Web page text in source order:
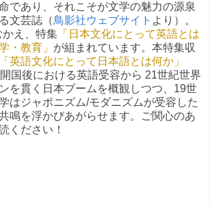
であり、それこそが文学の魅力の源泉
文芸誌（鳥影社ウェブサイト より）。
え、特集 「日本文化にとって英語とは
教育」 が組まれています。本特集収
「英語文化にとって日本語とは何か」
国後における英語受容から 21世紀世界
を貫く日本ブームを概観しつつ、19世
はジャポニズム/モダニズムが受容した
鳴を浮かびあがらせます。ご関心のあ
ください！